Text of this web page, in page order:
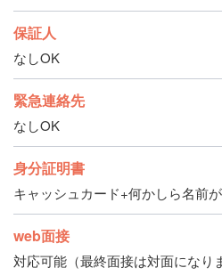
保証人
なしOK
緊急連絡先
なしOK
身分証明書
キャッシュカード+何かしら名前
web面接
対応可能（最終面接は対面になり